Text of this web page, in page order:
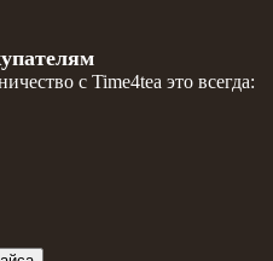
с Time4tea это всегда: